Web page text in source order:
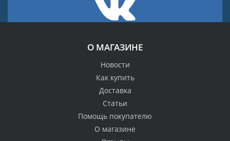
О МАГАЗИНЕ
Новости
Как купить
Доставка
Статьи
Помощь покупателю
О магазине